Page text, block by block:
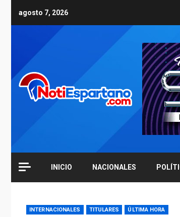
agosto 7, 2026
INICIO NACIONALES
INTERNACIONALES TITULARES ÚLTIMA HORA